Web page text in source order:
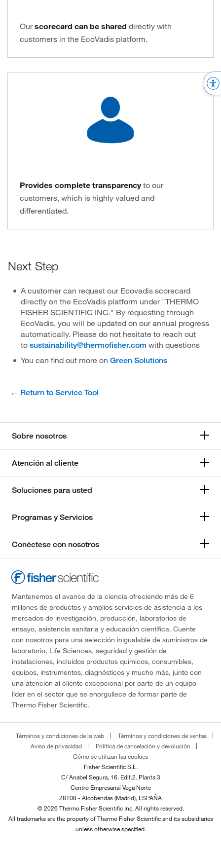
Ourscorecard can be shared directly with
customers in the EcoVadis platform.
Provides complete transparencyto our
customers, which is highly valued and
differentiated.
Next Step
A customer can request our Ecovadis scorecard
directly on the EcoVadis platform under "THERMO
FISHER SCIENTIFIC INC." By requesting through
EcoVadis, you will be updated on our annual progress
automatically. Please do not hesitate to reach out
to sustainability@thermofisher.com with questions
You can find out more on Green Solutions
← Return to Service Tool
Sobre nosotros
Atención al cliente
Soluciones para usted
Programas y Servicios
Conéctese con nosotros
Mantenemos el avance de la ciencia ofreciendo más de 6
millones de productos y amplios servicios de asistencia a los
mercados de investigación, producción, laboratorios de
ensayo, asistencia sanitaria y educación científica. Cuente
con nosotros para una selección inigualable de suministros de
laboratorio, Life Sciences, seguridad y gestión de
instalaciones, incluidos productos químicos, consumibles,
equipos, instrumentos, diagnósticos y mucho más, junto con
una atención al cliente excepcional por parte de un equipo
líder en el sector que se enorgullece de formar parte de
Thermo Fisher Scientific.
Términos y condiciones de la web
Términos y condiciones de ventas
Aviso de privacidad
Política de cancelación y devolución
Cómo se utilizan las cookies
Fisher Scientific S.L.
C/ Anabel Segura, 16. Edif.2. Planta 3
Centro Empresarial Vega Norte
28108 - Alcobendas (Madrid), ESPAÑA
© 2026 Thermo Fisher Scientific Inc. All rights reserved.
All trademarks are the property of Thermo Fisher Scientific and its subsidiaries
unless otherwise specified.